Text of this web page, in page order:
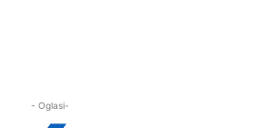
- Oglasi-